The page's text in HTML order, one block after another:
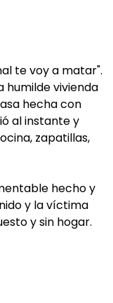
te voy a matar".
humilde vivienda
hecha con
al instante y
zapatillas,
hecho y
y la víctima
y sin hogar.